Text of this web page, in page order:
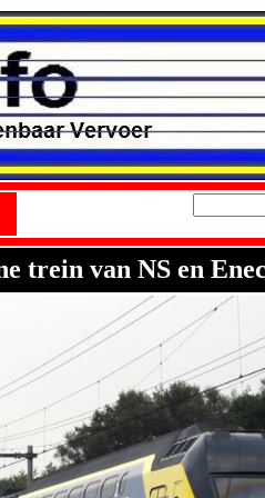
trein van NS en